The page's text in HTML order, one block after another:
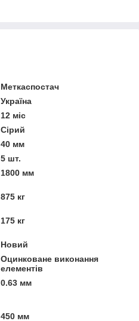
Меткаспостач
Україна
12 міс
Сірий
40 мм
5 шт.
1800 мм
875 кг
175 кг
Новий
Оцинковане виконання
елементів
0.63 мм
450 мм